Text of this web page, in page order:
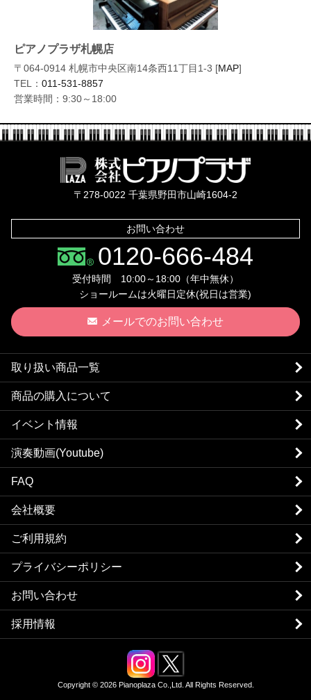
ピアノプラザ札幌店
〒064-0914 札幌市中央区南14条西11丁目1-3 [MAP]
TEL： 011-531-8857
営業時間：9:30～18:00
〒278-0022 千葉県野田市山崎1604-2
お問い合わせ
0120-666-484
受付時間 10:00～18:00（年中無休）
ショールームは火曜日定休(祝日は営業)
メールでのお問い合わせ
取り扱い商品一覧
商品の購入について
イベント情報
演奏動画(Youtube)
FAQ
会社概要
ご利用規約
プライバシーポリシー
お問い合わせ
採用情報
Copyright © 2026 Pianoplaza Co.,Ltd. All Rights Reserved.